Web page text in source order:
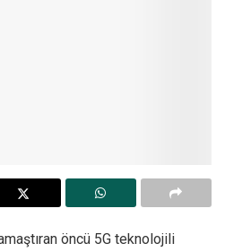
öncü 5G teknolojili